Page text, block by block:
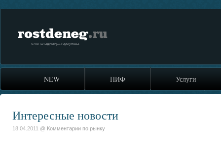
rostdeneg.ru
блог владимира горбунова
NEW ПИФ Услуги
Интересные новости
18.04.2011 @ Комментарии по рынку